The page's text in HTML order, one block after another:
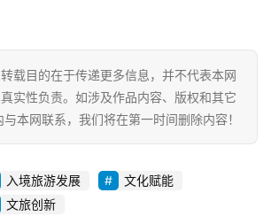
载目的在于传递更多信息，并不代表本网
实性负责。如涉及作品内容、版权和其它
本网联系，我们将在第一时间删除内容！
入境旅游发展
文化赋能
文旅创新